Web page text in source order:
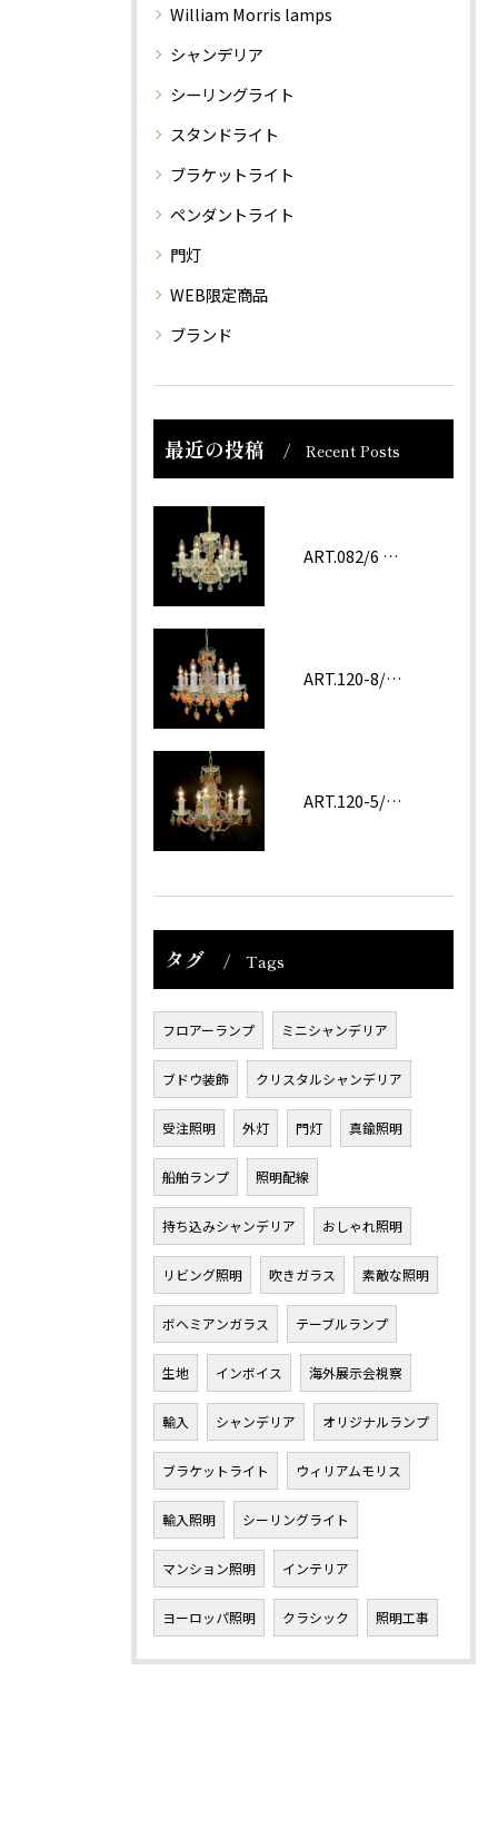
William Morris lamps
シャンデリア
シーリングライト
スタンドライト
ブラケットライト
ペンダントライト
門灯
WEB限定商品
ブランド
最近の投稿 Recent Posts
ART.082/6 prc
ART.120-8/62 ROSA
ART.120-5/62 Amethyst
タグ Tags
フロアーランプ ミニシャンデリア
ブドウ装飾 クリスタルシャンデリア
受注照明 外灯 門灯 真鍮照明
船舶ランプ 照明配線
持ち込みシャンデリア おしゃれ照明
リビング照明 吹きガラス 素敵な照明
ボヘミアンガラス テーブルランプ
生地 インボイス 海外展示会視察
輸入 シャンデリア オリジナルランプ
ブラケットライト ウィリアムモリス
輸入照明 シーリングライト
マンション照明 インテリア
ヨーロッパ照明 クラシック 照明工事